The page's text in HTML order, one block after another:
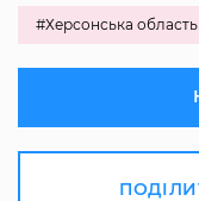
#Херсонська область